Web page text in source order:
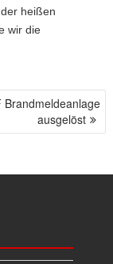
heißen
wir die
Brandmeldeanlage
ausgelöst